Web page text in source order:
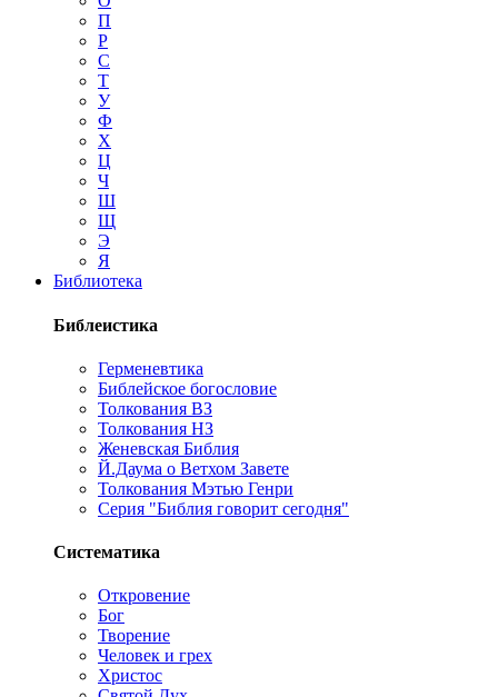
П
Р
С
Т
У
Ф
Х
Ц
Ч
Ш
Щ
Э
Я
Библиотека
Библеистика
Герменевтика
Библейское богословие
Толкования ВЗ
Толкования НЗ
Женевская Библия
Й.Даума о Ветхом Завете
Толкования Мэтью Генри
Серия "Библия говорит сегодня"
Систематика
Откровение
Бог
Творение
Человек и грех
Христос